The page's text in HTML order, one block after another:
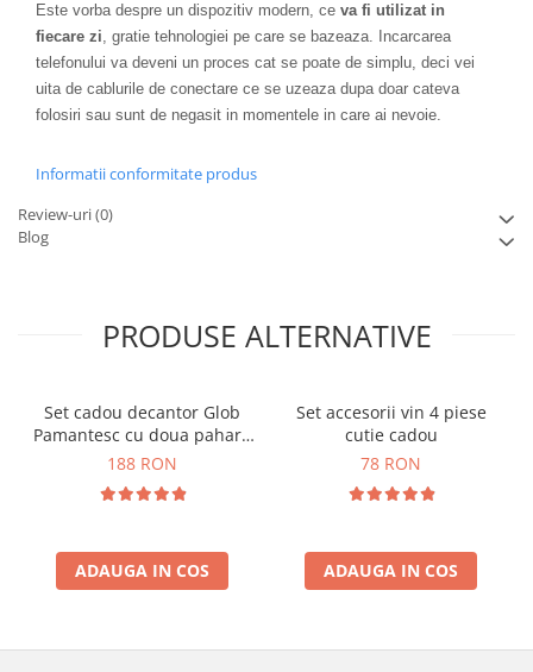
Este vorba despre un dispozitiv modern, ce va fi utilizat in
fiecare zi, gratie tehnologiei pe care se bazeaza. Incarcarea
telefonului va deveni un proces cat se poate de simplu, deci vei
uita de cablurile de conectare ce se uzeaza dupa doar cateva
folosiri sau sunt de negasit in momentele in care ai nevoie.
Informatii conformitate produs
Review-uri(0)
Blog
PRODUSE ALTERNATIVE
Set cadou decantor Glob
Pamantesc cu doua pahare
Epique, 850 ml
188 RON
ADAUGA IN COS
Set accesorii vin 4 piese
cutie cadou
78 RON
ADAUGA IN COS